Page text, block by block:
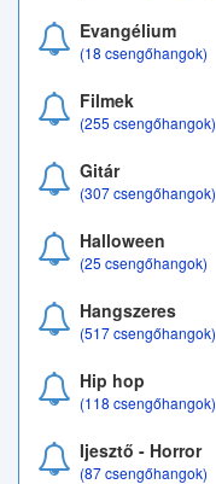
Evangélium
(18 csengőhangok)
Filmek
(255 csengőhangok)
Gitár
(307 csengőhangok)
Halloween
(25 csengőhangok)
Hangszeres
(517 csengőhangok)
Hip hop
(118 csengőhangok)
Ijesztő - Horror
(87 csengőhangok)